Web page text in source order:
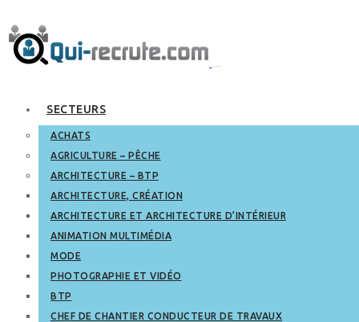
SECTEURS
ACHATS
AGRICULTURE – PÊCHE
ARCHITECTURE – BTP
ARCHITECTURE, CRÉATION
ARCHITECTURE ET ARCHITECTURE D’INTÉRIEUR
ANIMATION MULTIMÉDIA
MODE
PHOTOGRAPHIE ET VIDÉO
BTP
CHEF DE CHANTIER CONDUCTEUR DE TRAVAUX